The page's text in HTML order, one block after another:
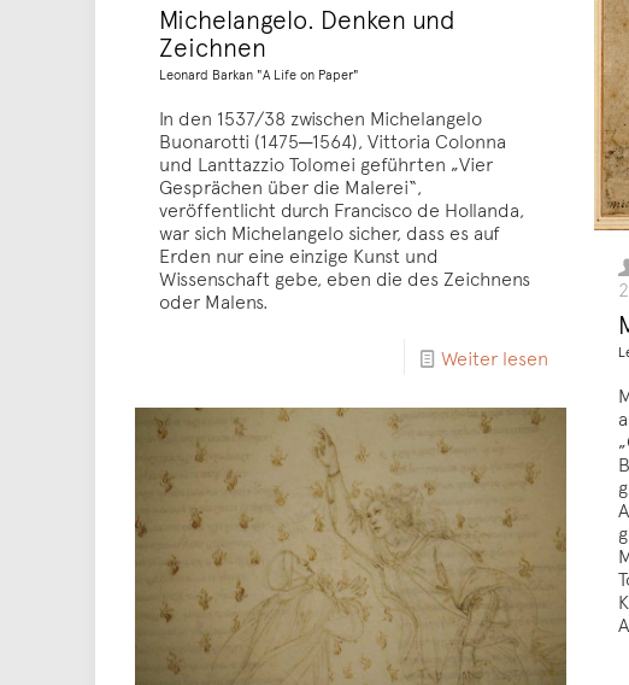
Michelangelo. Denken und
Zeichnen
Leonard Barkan "A Life on Paper"
In den 1537/38 zwischen Michelangelo
Buonarotti (1475─1564), Vittoria Colonna
und Lanttazzio Tolomei geführten „Vier
Gesprächen über die Malerei“,
veröffentlicht durch Francisco de Hollanda,
war sich Michelangelo sicher, dass es auf
Erden nur eine einzige Kunst und
Wissenschaft gebe, eben die des Zeichnens
oder Malens.
Weiter lesen